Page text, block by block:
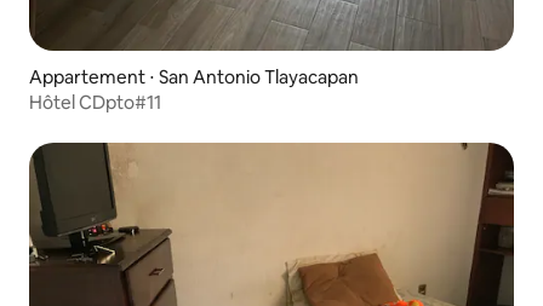
Appartement ⋅ San Antonio Tlayacapan
Hôtel CDpto#11